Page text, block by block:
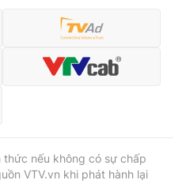
thức nếu không có sự chấp
VTV.vn khi phát hành lại